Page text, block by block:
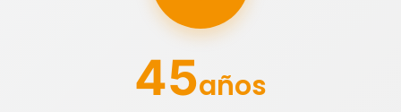
45años